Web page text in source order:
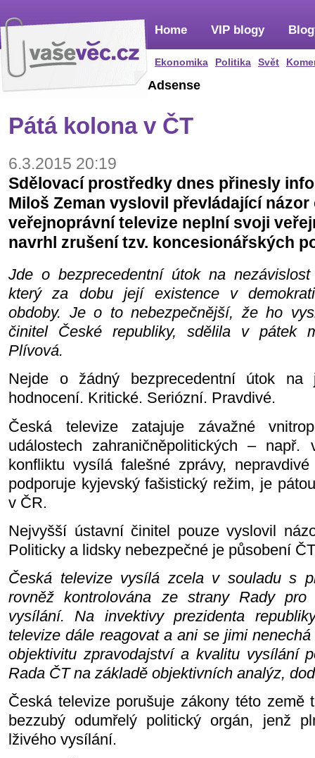
Home
Ekonomika Politika Svět
VIP blogy
Adsense
Pátá kolona v ČT
6.3.2015 20:19
Sdělovací prostředky dnes přinesly
Miloš Zeman vyslovil převládající
veřejnoprávní televize neplní svoji
navrhl zrušení tzv. koncesionářských
Jde o bezprecedentní útok na
který za dobu její existence v
obdoby. Je o to nebezpečnější, že ho
činitel České republiky, sdělila v pátek
Plívová.
Nejde o žádný bezprecedentní útok
hodnocení. Kritické. Seriózní. Pravdivé.
Česká televize zatajuje závažné
událostech zahraničněpolitických – např.
konfliktu vysílá falešné zprávy,
podporuje kyjevský fašistický režim, je
v ČR.
Nejvyšší ústavní činitel pouze vyslovil
Politicky a lidsky nebezpečné je působení
Česká televize vysílá zcela v souladu s
rovněž kontrolována ze strany Rady
vysílání. Na invektivy prezidenta
televize dále reagovat a ani se jimi
objektivitu zpravodajství a kvalitu vysílání
Rada ČT na základě objektivních analýz,
Česká televize porušuje zákony této
bezzubý odumřelý politický orgán, jenž
lživého vysílání.